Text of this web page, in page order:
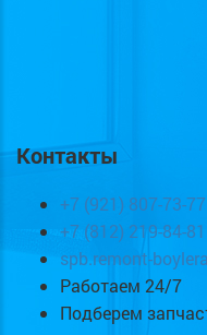
Контакты
+7 (921) 807-73-77
+7 (812) 219-84-81
spb.remont-
Работаем 24/7
Подберем